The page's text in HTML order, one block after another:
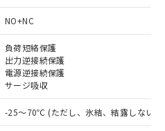
NO+NC
負荷短絡保護
出力逆接続保護
電源逆接続保護
サージ吸収
-25～70℃ (ただし、氷結、結露しないこ
指令（10物質）の
が提供可能な商品で
り替える予定のある